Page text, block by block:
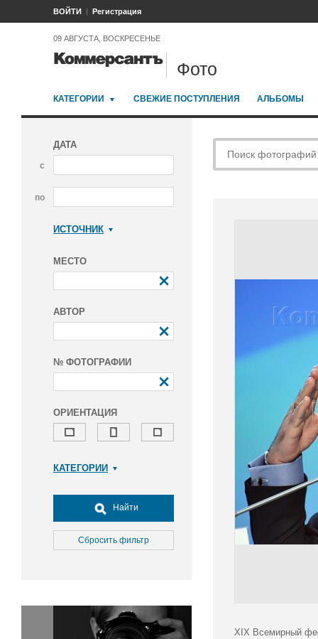
ВОЙТИ Регистрация
09 АВГУСТА, ВОСКРЕСЕНЬЕ
Фото
КАТЕГОРИИ СВЕЖИЕ ПОСТУПЛЕНИЯ АЛЬБОМЫ
ДАТА
с
по
ИСТОЧНИК
МЕСТО
АВТОР
№ ФОТОГРАФИИ
ОРИЕНТАЦИЯ
КАТЕГОРИИ
Досуг, туризм и отдых
Культура
Медицина
Окружающая среда
Политика
Найти
Сбросить фильтр
XIX Всемирный